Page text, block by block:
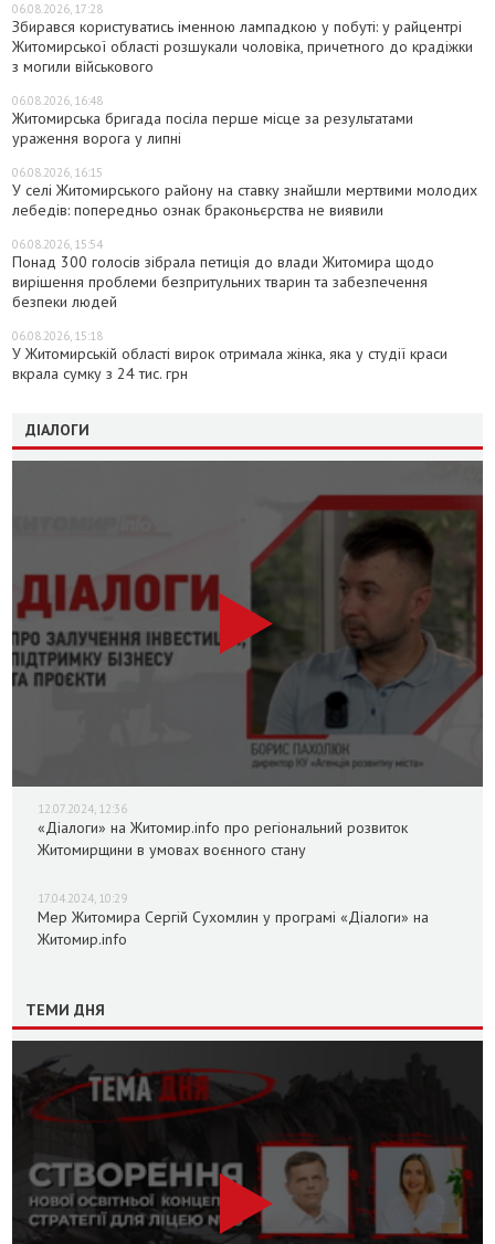
06.08.2026, 17:28
Збирався користуватись іменною лампадкою у побуті: у райцентрі
Житомирської області розшукали чоловіка, причетного до крадіжки
з могили військового
06.08.2026, 16:48
Житомирська бригада посіла перше місце за результатами
ураження ворога у липні
06.08.2026, 16:15
У селі Житомирського району на ставку знайшли мертвими молодих
лебедів: попередньо ознак браконьєрства не виявили
06.08.2026, 15:54
Понад 300 голосів зібрала петиція до влади Житомира щодо
вирішення проблеми безпритульних тварин та забезпечення
безпеки людей
06.08.2026, 15:18
У Житомирській області вирок отримала жінка, яка у студії краси
вкрала сумку з 24 тис. грн
ДІАЛОГИ
12.07.2024, 12:36
«Діалоги» на Житомир.info про регіональний розвиток
Житомирщини в умовах воєнного стану
17.04.2024, 10:29
Мер Житомира Сергій Сухомлин у програмі «Діалоги» на
Житомир.info
ТЕМИ ДНЯ